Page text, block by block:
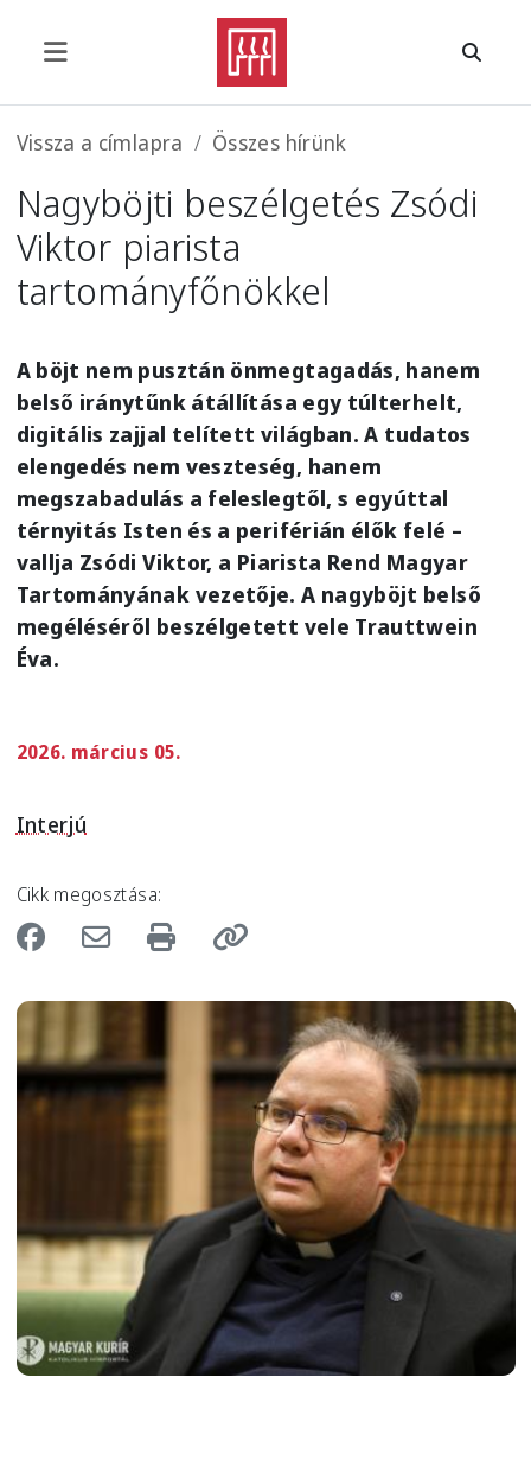
Morzsa
Vissza a címlapra Összes hírünk
Nagyböjti beszélgetés Zsódi
Viktor piarista
tartományfőnökkel
A böjt nem pusztán önmegtagadás, hanem
belső iránytűnk átállítása egy túlterhelt,
digitális zajjal telített világban. A tudatos
elengedés nem veszteség, hanem
megszabadulás a feleslegtől, s egyúttal
térnyitás Isten és a periférián élők felé –
vallja Zsódi Viktor, a Piarista Rend Magyar
Tartományának vezetője. A nagyböjt belső
megéléséről beszélgetett vele Trauttwein
Éva.
2026. március 05.
Interjú
Cikk megosztása:
Image